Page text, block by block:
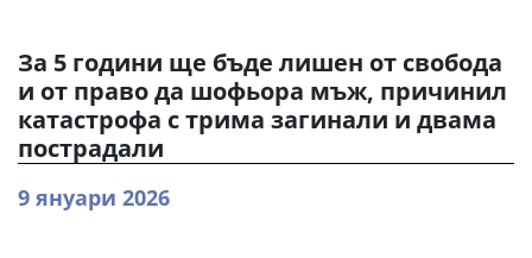
За 5 години ще бъде лишен от свобода
и от право да шофьора мъж, причинил
катастрофа с трима загинали и двама
пострадали
9 януари 2026